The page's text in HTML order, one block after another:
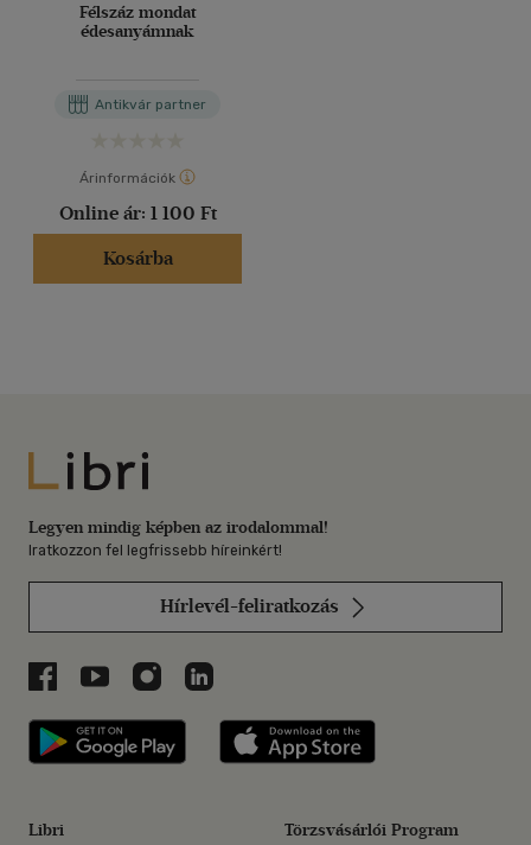
Félszáz mondat
édesanyámnak
Antikvár partner
Árinformációk
Online ár: 1 100 Ft
Kosárba
Libri
Legyen mindig képben az irodalommal!
Iratkozzon fel legfrissebb híreinkért!
Hírlevél-feliratkozás
Libri a Facebookon
Libri a Youtube-on
Libri az Instagramon
Libri a LinkedInen
Libri applikáció Szerezd meg: Google
Libri Törzsvásárlói Program